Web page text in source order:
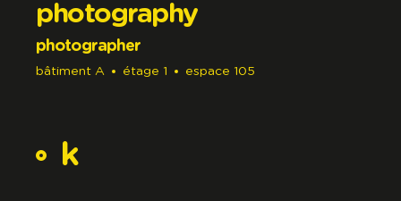
photography
photographer
bâtiment A étage 1 espace 105
k